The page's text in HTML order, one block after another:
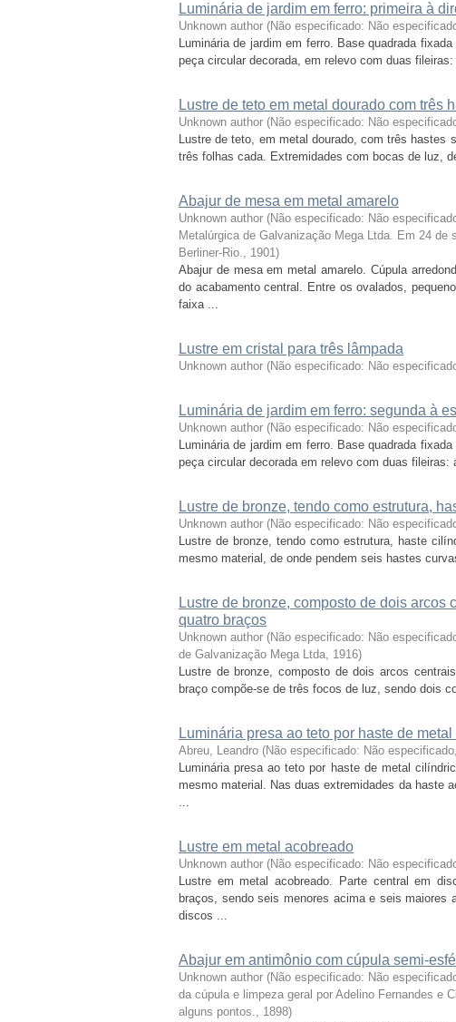
Luminária de jardim em ferro: primeira à
Unknown author (Não especificado: Não
Luminária de jardim em ferro. Base quadrada
peça circular decorada, em relevo com duas
Lustre de teto em metal dourado com três
Unknown author (Não especificado: Não
Lustre de teto, em metal dourado, com três hastes
três folhas cada. Extremidades com bocas de luz,
Abajur de mesa em metal amarelo
Unknown author (Não especificado: Não
Metalúrgica de Galvanização Mega Ltda. Em 24 de
Berliner-Rio., 1901)
Abajur de mesa em metal amarelo. Cúpula
do acabamento central. Entre os ovalados,
faixa ...
Lustre em cristal para três lâmpada
Unknown author (Não especificado: Não
Luminária de jardim em ferro: segunda à
Unknown author (Não especificado: Não
Luminária de jardim em ferro. Base quadrada
peça circular decorada em relevo com duas
Lustre de bronze, tendo como estrutura,
Unknown author (Não especificado: Não
Lustre de bronze, tendo como estrutura, haste
mesmo material, de onde pendem seis hastes
Lustre de bronze, composto de dois
quatro braços
Unknown author (Não especificado: Não
de Galvanização Mega Ltda, 1916)
Lustre de bronze, composto de dois arcos
braço compõe-se de três focos de luz, sendo dois
Luminária presa ao teto por haste de
Abreu, Leandro (Não especificado: Não
Luminária presa ao teto por haste de metal
mesmo material. Nas duas extremidades da haste
...
Lustre em metal acobreado
Unknown author (Não especificado: Não
Lustre em metal acobreado. Parte central em
braços, sendo seis menores acima e seis maiores
discos ...
Abajur em antimônio com cúpula semi-
Unknown author (Não especificado: Não
da cúpula e limpeza geral por Adelino Fernandes e
alguns pontos., 1898)